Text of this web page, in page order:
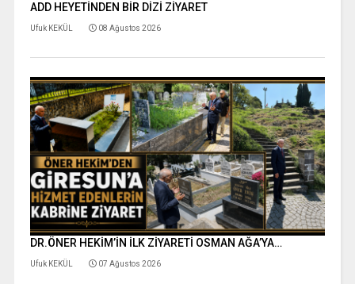
ADD HEYETİNDEN BİR DİZİ ZİYARET
Ufuk KEKÜL 08 Ağustos 2026
DR.ÖNER HEKİM’İN İLK ZİYARETİ OSMAN AĞA’YA…
Ufuk KEKÜL 07 Ağustos 2026